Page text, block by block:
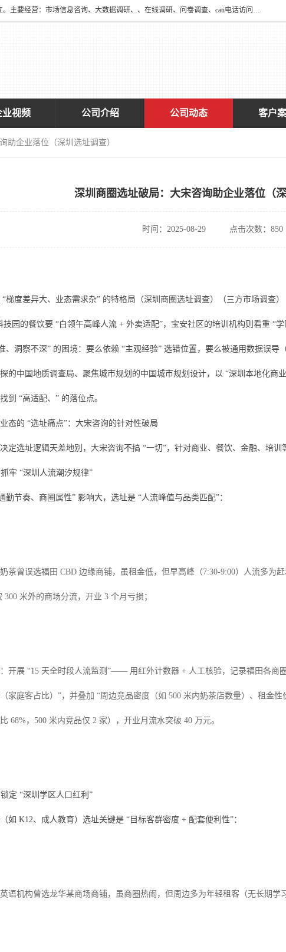
深圳大宋咨询有限公司2016年于深圳市宝安区新安街道海旺社区成立。主要经营：市场信息咨询、大数据调研、、在线调研、问卷调查、cati电话访问、神秘顾客调查、广告效果评估、消费者调查、大数据采集分析等，从事广告业务、国内贸易、数据采集、数据处理；公共文明测评。
业视频 公司介绍 公司动态 客户
助企业落位（深圳选址调查）
深圳商圈选址破局：大宋咨询助企业落位（深
时间：2025-08-29 点击次数：850
梯度差异大、业态需求杂” 的特格局（深圳商圈选址调查）（三方市场调查
技园的餐饮要 “白领午高峰人流 + 外卖适配”，宝安社区的培训机构则看重 “
、洞察不深” 的困境：要么依赖 “主观经验” 选错位置，要么被通用数据误导
的中国地质调查局、聚焦城市规划的中国城市规划设计，以 “深圳本地化商
到 “高适配、” 的落位点。
态的 “选址痛点”：大宋咨询的针对性破局
定选址逻辑天差地别，大宋咨询不搞 “一切”，针对商业、餐饮、金融、培训
牢 “深圳人流潮汐规律”
勤节奏、商圈属性” 影响大，选址是 “人流峰值与品类匹配”：
茶曾误选福田 CBD 边缘商铺，虽租金低，但早高峰（7:30-9:00）人流多为
300 米外的商场分流，开业 3 个月亏损；
：开展 “15 天全时段人流监测”—— 用红外计数器 + 人工核验，记录福田各商
家庭客占比）”，并叠加 “周边竞品密度（如 500 米内奶茶店数量）、租金
68%，500 米内竞品仅 2 家），开业月流水突破 40 万元。
定 “深圳学区人口红利”
如 K12、成人教育）选址关键是 “目标客群密度 + 配套便利性”：
语机构曾选龙华某商场商铺，虽商圈热闹，但周边多为年轻租客（无长期学